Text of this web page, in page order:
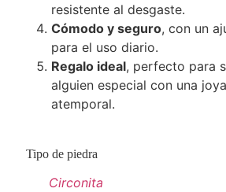
resistente al desgaste.
Cómodo y seguro, con un
para el uso diario.
Regalo ideal, perfecto para
alguien especial con una
atemporal.
Tipo de piedra
Circonita